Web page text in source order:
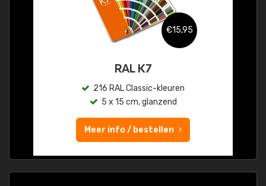
€15,95
RAL K7
216 RAL Classic-kleuren
5 x 15 cm, glanzend
Meer info / bestellen